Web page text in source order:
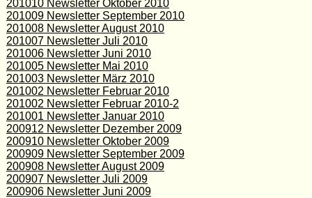
201010 Newsletter Oktober 2010
201009 Newsletter September 2010
201008 Newsletter August 2010
201007 Newsletter Juli 2010
201006 Newsletter Juni 2010
201005 Newsletter Mai 2010
201003 Newsletter März 2010
201002 Newsletter Februar 2010
201002 Newsletter Februar 2010-2
201001 Newsletter Januar 2010
200912 Newsletter Dezember 2009
200910 Newsletter Oktober 2009
200909 Newsletter September 2009
200908 Newsletter August 2009
200907 Newsletter Juli 2009
200906 Newsletter Juni 2009